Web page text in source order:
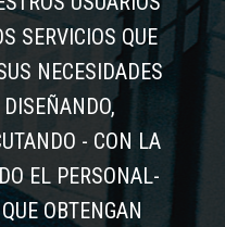
SERVICIOS QUE
NECESIDADES
- CON LA
EL PERSONAL-
OBTENGAN